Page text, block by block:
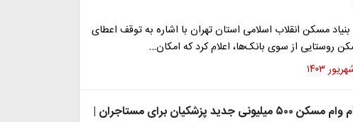
مسکن انقلاب اسلامی استان تهران با اشاره به توقف اعطای
روستایی از سوی بانک‌ها، اعلام کرد که امکان…
ثبت نام وام مسکن ۵۰۰ میلیونی جدید پزشکیان برای مستاجران |